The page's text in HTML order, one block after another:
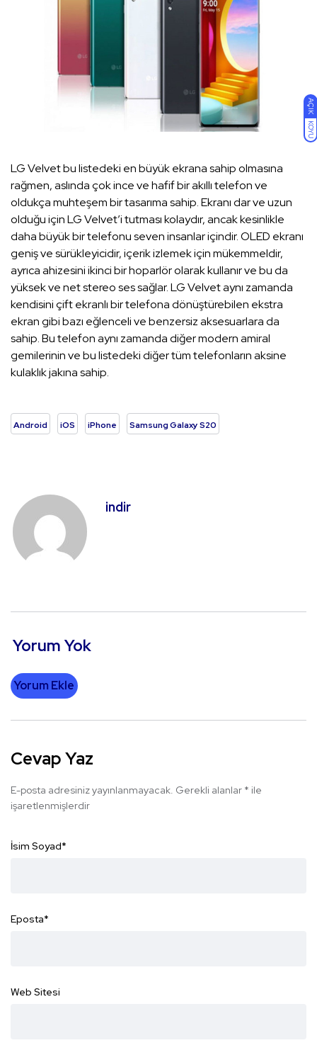
AÇIK
KOYU
LG Velvet bu listedeki en büyük ekrana sahip olmasına
rağmen, aslında çok ince ve hafif bir akıllı telefon ve
oldukça muhteşem bir tasarıma sahip. Ekranı dar ve uzun
olduğu için LG Velvet’i tutması kolaydır, ancak kesinlikle
daha büyük bir telefonu seven insanlar içindir. OLED ekranı
geniş ve sürükleyicidir, içerik izlemek için mükemmeldir,
ayrıca ahizesini ikinci bir hoparlör olarak kullanır ve bu da
yüksek ve net stereo ses sağlar. LG Velvet aynı zamanda
kendisini çift ekranlı bir telefona dönüştürebilen ekstra
ekran gibi bazı eğlenceli ve benzersiz aksesuarlara da
sahip. Bu telefon aynı zamanda diğer modern amiral
gemilerinin ve bu listedeki diğer tüm telefonların aksine
kulaklık jakına sahip.
Android iOS iPhone Samsung Galaxy S20
indir
Yorum Yok
Yorum Ekle
Cevap Yaz
E-posta adresiniz yayınlanmayacak. Gerekli alanlar * ile
işaretlenmişlerdir
İsim Soyad*
Eposta*
Web Sitesi